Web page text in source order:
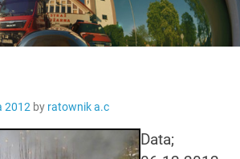
2012 by ratownik a.c
Data;